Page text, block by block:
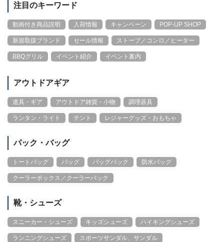
注目のキーワード
動画付き商品説明 入荷情報 キャンペーン POP-UP SHOP
新規取扱ブランド セール情報 ストーブ／コンロ／ヒーター
BBQグリル イベント紹介 イベント案内
アウトドアギア
道具・ギア アウトドア雑貨・小物 調理器具
ランタン・ライト テント レジャーグッズ・おもちゃ
パック・バッグ
トートバッグ バッグ バッグパック 防水バッグ
クーラーボックス／クーラーバック
靴・シューズ
スニーカー・シューズ キッズシューズ ハイキングシューズ
ランニングシューズ スポーツサンダル、サンダル